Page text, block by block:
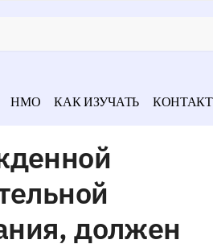
НМО КАК ИЗУЧАТЬ
должен